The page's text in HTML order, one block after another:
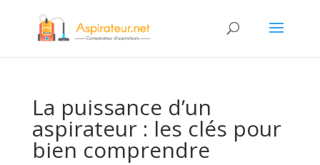
La puissance d’un
aspirateur : les clés pour
bien comprendre